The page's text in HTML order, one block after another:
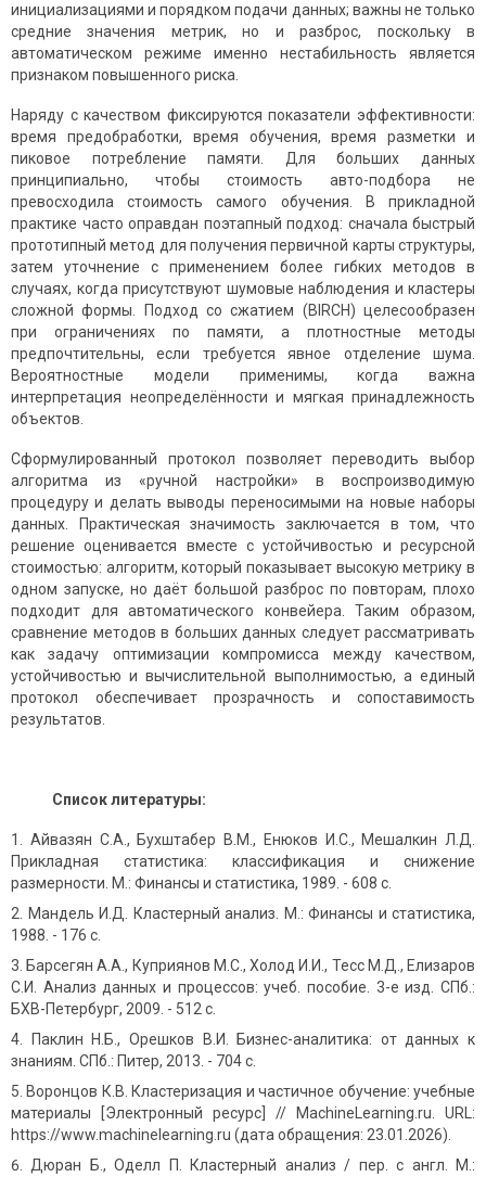
инициализациями и порядком подачи данных; важны не только
средние значения метрик, но и разброс, поскольку в
автоматическом режиме именно нестабильность является
признаком повышенного риска.
Наряду с качеством фиксируются показатели эффективности:
время предобработки, время обучения, время разметки и
пиковое потребление памяти. Для больших данных
принципиально, чтобы стоимость авто-подбора не
превосходила стоимость самого обучения. В прикладной
практике часто оправдан поэтапный подход: сначала быстрый
прототипный метод для получения первичной карты структуры,
затем уточнение с применением более гибких методов в
случаях, когда присутствуют шумовые наблюдения и кластеры
сложной формы. Подход со сжатием (BIRCH) целесообразен
при ограничениях по памяти, а плотностные методы
предпочтительны, если требуется явное отделение шума.
Вероятностные модели применимы, когда важна
интерпретация неопределённости и мягкая принадлежность
объектов.
Сформулированный протокол позволяет переводить выбор
алгоритма из «ручной настройки» в воспроизводимую
процедуру и делать выводы переносимыми на новые наборы
данных. Практическая значимость заключается в том, что
решение оценивается вместе с устойчивостью и ресурсной
стоимостью: алгоритм, который показывает высокую метрику в
одном запуске, но даёт большой разброс по повторам, плохо
подходит для автоматического конвейера. Таким образом,
сравнение методов в больших данных следует рассматривать
как задачу оптимизации компромисса между качеством,
устойчивостью и вычислительной выполнимостью, а единый
протокол обеспечивает прозрачность и сопоставимость
результатов.
Список литературы:
Айвазян С.А., Бухштабер В.М., Енюков И.С., Мешалкин Л.Д.
Прикладная статистика: классификация и снижение
размерности. М.: Финансы и статистика, 1989. - 608 с.
Мандель И.Д. Кластерный анализ. М.: Финансы и статистика,
1988. - 176 с.
Барсегян А.А., Куприянов М.С., Холод И.И., Тесс М.Д., Елизаров
С.И. Анализ данных и процессов: учеб. пособие. 3-е изд. СПб.:
БХВ-Петербург, 2009. - 512 с.
Паклин Н.Б., Орешков В.И. Бизнес-аналитика: от данных к
знаниям. СПб.: Питер, 2013. - 704 с.
Воронцов К.В. Кластеризация и частичное обучение: учебные
материалы [Электронный ресурс] // MachineLearning.ru. URL:
https://www.machinelearning.ru (дата обращения: 23.01.2026).
Дюран Б., Оделл П. Кластерный анализ / пер. с англ. М.: